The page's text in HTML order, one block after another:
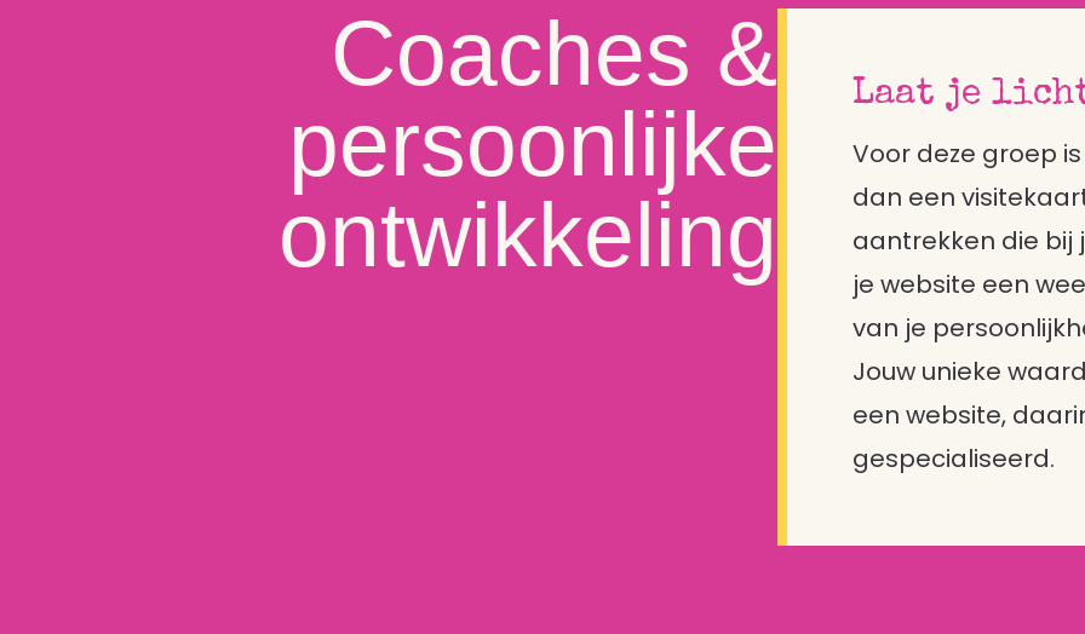
Coaches &
persoonlijke
ontwikkeling
Laat je
Voor deze groep
dan een
aantrekken die bij
je website een
van je
Jouw unieke
een website,
gespecialiseerd.